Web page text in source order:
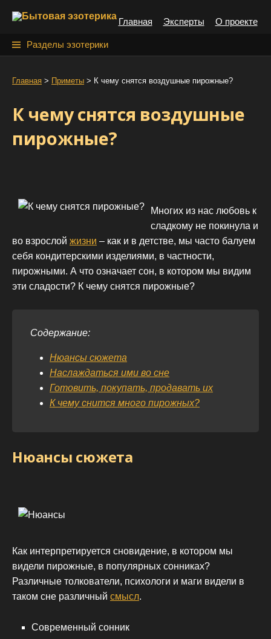
Главная Эксперты О проекте
Разделы эзотерики
и
Главная > Приметы > К чему снятся воздушные пирожные?
К чему снятся воздушные
пирожные?
Многих из нас любовь к
сладкому не покинула и
во взрослой жизни – как и в детстве, мы часто балуем
себя кондитерскими изделиями, в частности,
пирожными. А что означает сон, в котором мы видим
эти сладости? К чему снятся пирожные?
Содержание:
Нюансы сюжета
Наслаждаться ими во сне
Готовить, покупать, продавать их
К чему снится много пирожных?
Нюансы сюжета
Как интерпретируется сновидение, в котором мы
видели пирожные, в популярных сонниках?
Различные толкователи, психологи и маги видели в
таком сне различный смысл.
Современный сонник